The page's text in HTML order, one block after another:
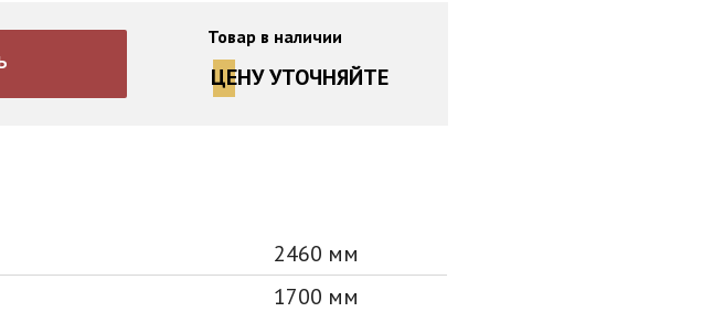
Товар в наличии
ЦЕНУ УТОЧНЯЙТЕ
2460 мм
1700 мм